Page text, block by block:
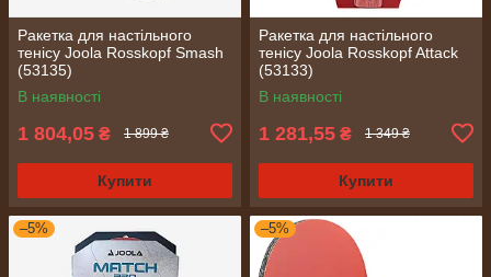
Ракетка для настільного
тенісу Joola Rosskopf Smash
(53135)
В наявності
1 804,05 ₴ 1 899 ₴
Купити
Ракетка для настільного
тенісу Joola Rosskopf Attack
(53133)
В наявності
1 281,55 ₴ 1 349 ₴
Купити
–5% –5%